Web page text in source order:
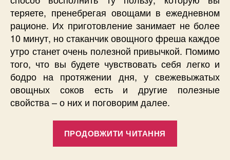
теряете, пренебрегая овощами в ежедневном
рационе. Их приготовление занимает не более
10 минут, но стаканчик овощного фреша каждое
утро станет очень полезной привычкой. Помимо
того, что вы будете чувствовать себя легко и
бодро на протяжении дня, у свежевыжатых
овощных соков есть и другие полезные
свойства – о них и поговорим далее.
ПРОДОВЖИТИ ЧИТАННЯ